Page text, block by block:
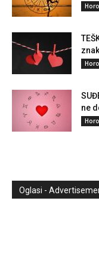
ne
Oglasi -